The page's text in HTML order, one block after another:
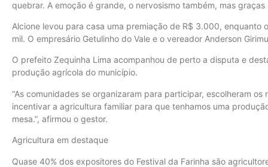
quebrar. A emoção é grande, o nervosismo também, mas
Alcione levou para casa uma premiação de R$ 3.000, enquanto
mil. O empresário Getulinho do Vale e o vereador Anderson
O prefeito Zequinha Lima acompanhou de perto a disputa e
produção agrícola do município.
“As comunidades se organizaram para participar, escolheram
incentivar a agricultura familiar para que tenhamos uma
mesa.”, afirmou o gestor.
Agricultura em destaque
Quase 40% dos expositores do Festival da Farinha são